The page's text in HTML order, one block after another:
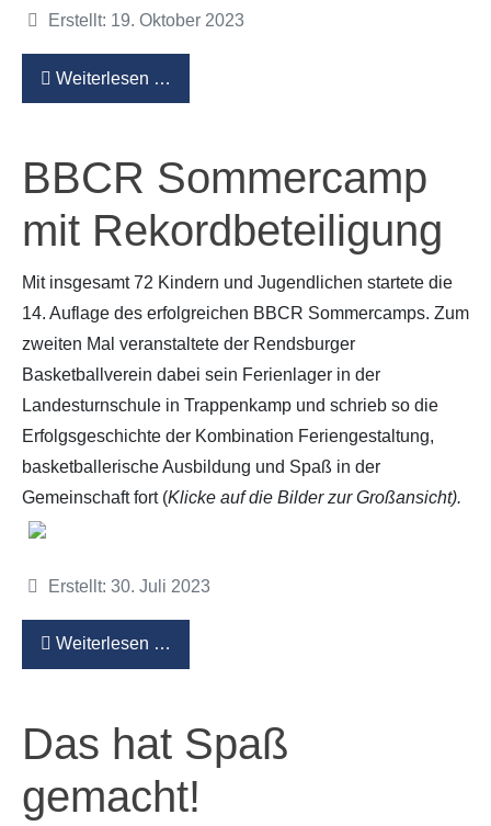
Details
Erstellt: 19. Oktober 2023
Weiterlesen …
BBCR Sommercamp
mit Rekordbeteiligung
Mit insgesamt 72 Kindern und Jugendlichen startete die
14. Auflage des erfolgreichen BBCR Sommercamps. Zum
zweiten Mal veranstaltete der Rendsburger
Basketballverein dabei sein Ferienlager in der
Landesturnschule in Trappenkamp und schrieb so die
Erfolgsgeschichte der Kombination Feriengestaltung,
basketballerische Ausbildung und Spaß in der
Gemeinschaft fort (Klicke auf die Bilder zur Großansicht).
Details
Erstellt: 30. Juli 2023
Weiterlesen …
Das hat Spaß
gemacht!